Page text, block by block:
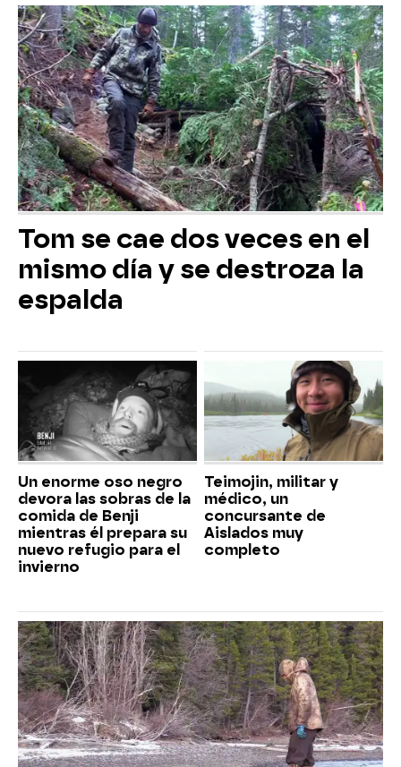
Tom se cae dos veces en el
mismo día y se destroza la
espalda
Un enorme oso negro
devora las sobras de la
comida de Benji
mientras él prepara su
nuevo refugio para el
invierno
Teimojin, militar y
médico, un
concursante de
Aislados muy
completo